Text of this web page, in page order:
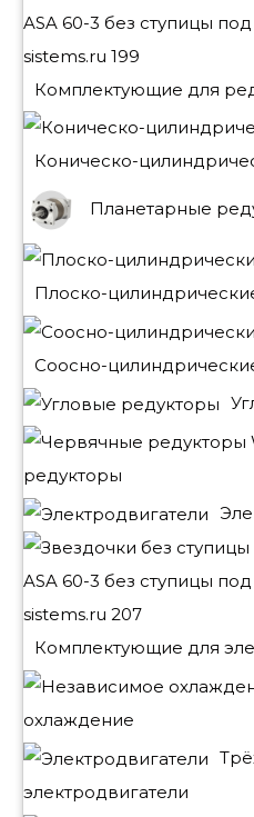
Комплектующие для
Коническо-
Планетарные
Плоско-
Соосно-
редукторы
Комплектующие для
охлаждение
электродвигатели